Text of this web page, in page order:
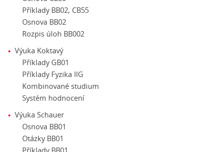
Příklady BB02, CB55
Osnova BB02
Rozpis úloh BB002
Výuka Koktavý
Příklady GB01
Příklady Fyzika IIG
Kombinované studium
Systém hodnocení
Výuka Schauer
Osnova BB01
Otázky BB01